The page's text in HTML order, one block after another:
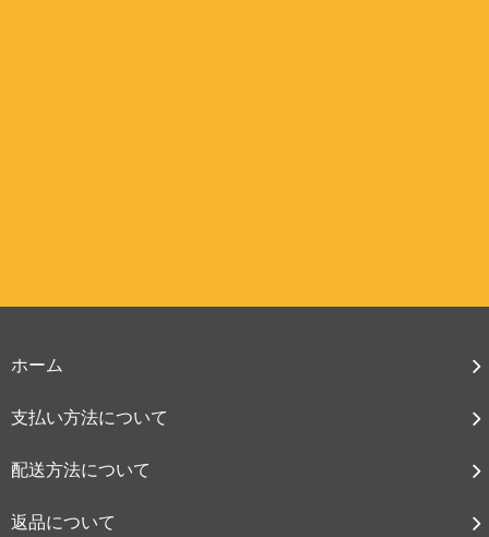
ホーム
支払い方法について
配送方法について
返品について